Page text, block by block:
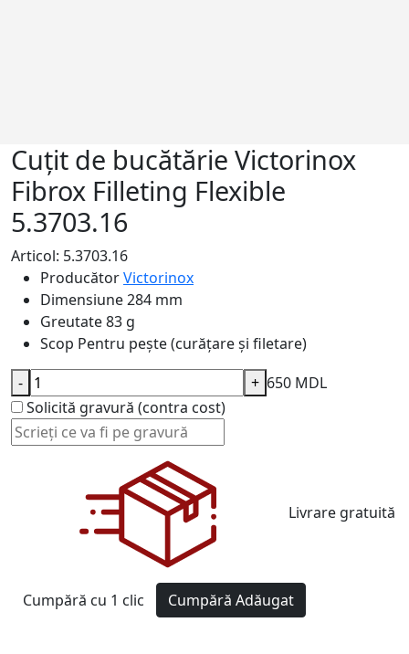
Cuțit de bucătărie Victorinox
Fibrox Filleting Flexible
5.3703.16
Articol: 5.3703.16
ProducătorVictorinox
Dimensiune284 mm
Greutate83 g
Scop Pentru pește (curățare și filetare)
650 MDL
Solicită gravură (contra cost)
- +
Livrare gratuită
Cumpără cu 1 clic Cumpără Adăugat